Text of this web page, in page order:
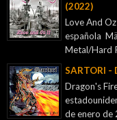
(2022)
Love And
española
Metal/Hard
SARTORI -
Dragon's
de enero de